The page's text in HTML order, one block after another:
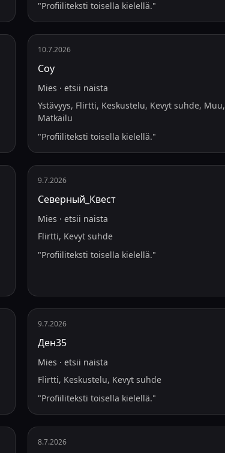
"Profiiliteksti toisella kielellä."
10.7.2026
Соу
Mies · etsii naista
Ystävyys, Flirtti, Keskustelu, Kevyt suhde, Muu,
Matkailu
"Profiiliteksti toisella kielellä."
9.7.2026
Северный_Квест
Mies · etsii naista
Flirtti, Kevyt suhde
"Profiiliteksti toisella kielellä."
9.7.2026
Ден35
Mies · etsii naista
Flirtti, Keskustelu, Kevyt suhde
"Profiiliteksti toisella kielellä."
8.7.2026